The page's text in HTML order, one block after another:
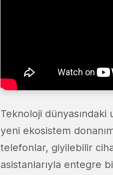
Teknoloji dünyasındaki
yeni ekosistem
telefonlar, giyilebilir
asistanlarıyla entegre